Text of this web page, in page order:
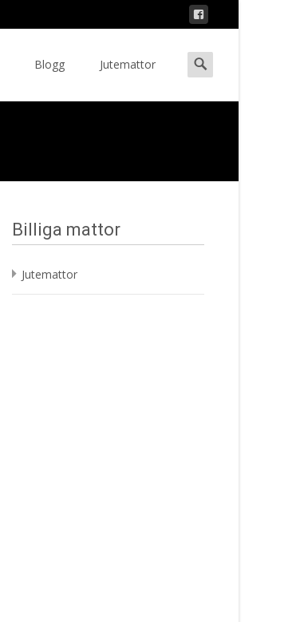
Blogg Jutemattor
Search
for:
Billiga mattor
Jutemattor